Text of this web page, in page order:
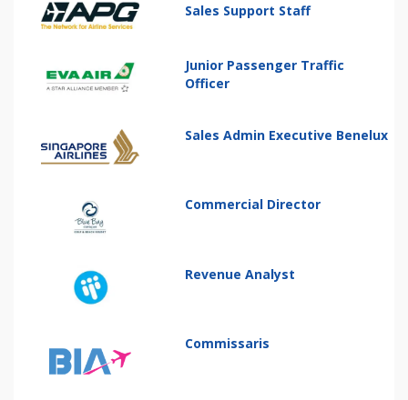
Sales Support Staff
Junior Passenger Traffic
Officer
Sales Admin Executive Benelux
Commercial Director
Revenue Analyst
Commissaris